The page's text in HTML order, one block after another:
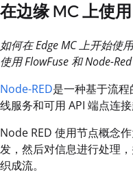
在边缘 MC 上使
如何在 Edge MC 上开始使
使用 FlowFuse 和 Node-
Node-RED是一种基于流
线服务和可用 API 端点连接
Node RED 使用节点概念
发，然后对信息进行处理
织成流。